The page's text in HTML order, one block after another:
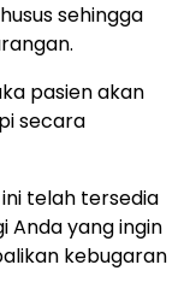
sehingga
pasien akan
secara
telah tersedia
Anda yang ingin
kebugaran